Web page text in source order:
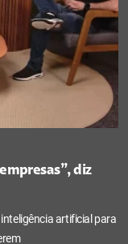
diz
artificial para